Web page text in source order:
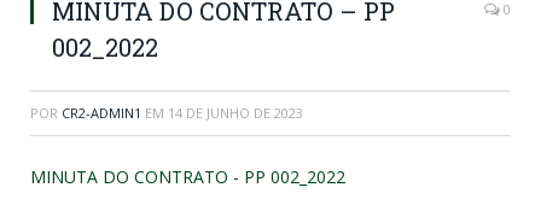
MINUTA DO CONTRATO – PP
002_2022
0
POR CR2-ADMIN1 EM 14 DE JUNHO DE 2023
MINUTA DO CONTRATO - PP 002_2022